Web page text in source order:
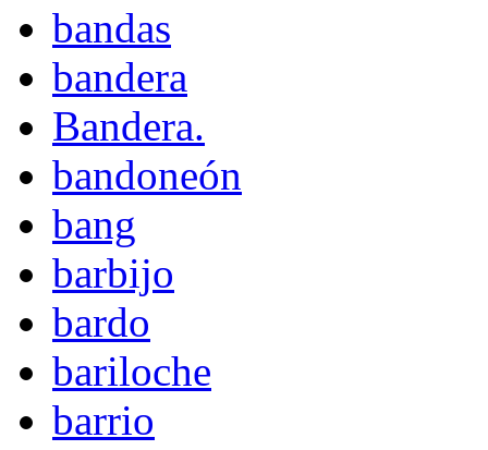
bandas
bandera
Bandera.
bandoneón
bang
barbijo
bardo
bariloche
barrio